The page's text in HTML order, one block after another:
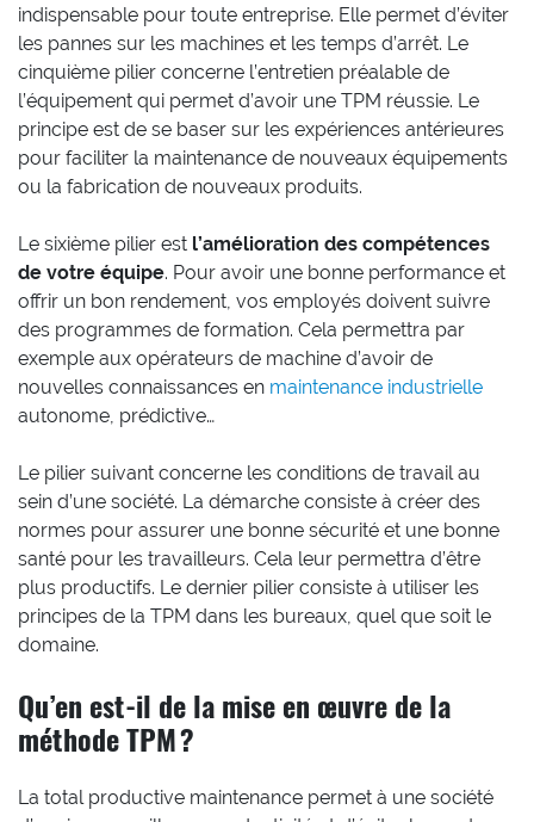
indispensable pour toute entreprise. Elle permet d’éviter
les pannes sur les machines et les temps d’arrêt. Le
cinquième pilier concerne l’entretien préalable de
l’équipement qui permet d’avoir une TPM réussie. Le
principe est de se baser sur les expériences antérieures
pour faciliter la maintenance de nouveaux équipements
ou la fabrication de nouveaux produits.
Le sixième pilier est l’amélioration des compétences
de votre équipe. Pour avoir une bonne performance et
offrir un bon rendement, vos employés doivent suivre
des programmes de formation. Cela permettra par
exemple aux opérateurs de machine d’avoir de
nouvelles connaissances en maintenance industrielle
autonome, prédictive…
Le pilier suivant concerne les conditions de travail au
sein d’une société. La démarche consiste à créer des
normes pour assurer une bonne sécurité et une bonne
santé pour les travailleurs. Cela leur permettra d’être
plus productifs. Le dernier pilier consiste à utiliser les
principes de la TPM dans les bureaux, quel que soit le
domaine.
Qu’en est-il de la mise en œuvre de la
méthode TPM ?
La total productive maintenance permet à une société